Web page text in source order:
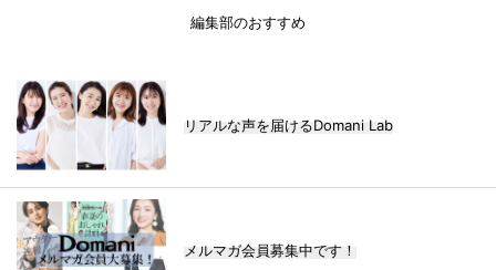
編集部のおすすめ
リアルな声を届けるDomani Lab
メルマガ会員募集中です！